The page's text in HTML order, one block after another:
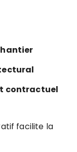
contractuel
facilite la